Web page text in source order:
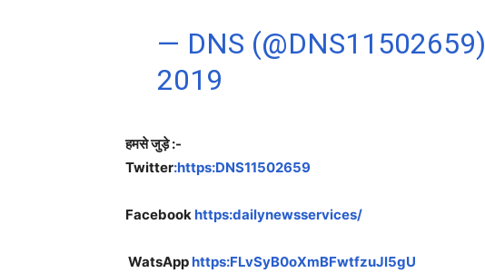
— DNS (@DNS11502659)
2019
हमसे जुड़े :-
Twitter:https:DNS11502659
Facebook https:dailynewsservices/
WatsApp https:FLvSyB0oXmBFwtfzuJl5gU